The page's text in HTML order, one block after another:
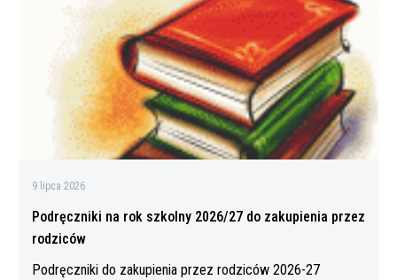
do
zakupienia
przez
rodziców
9 lipca 2026
Podręczniki na rok szkolny 2026/27 do zakupienia przez
rodziców
Podręczniki do zakupienia przez rodziców 2026-27